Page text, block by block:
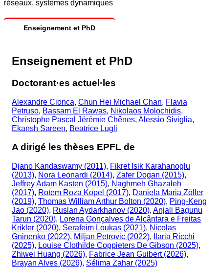
réseaux, systèmes dynamiques
Enseignement et PhD
Enseignement et PhD
Doctorant·es actuel·les
Alexandre Cionca, Chun Hei Michael Chan, Flavia
Petruso, Bassam El Rawas, Nikolaos Molochidis,
Christophe Pascal Jérémie Chênes, Alessio Siviglia,
Ekansh Sareen, Beatrice Lugli
A dirigé les thèses EPFL de
Djano Kandaswamy (2011), Fikret Isik Karahanoglu
(2013), Nora Leonardi (2014), Zafer Dogan (2015),
Jeffrey Adam Kasten (2015), Naghmeh Ghazaleh
(2017), Rotem Roza Kopel (2017), Daniela Maria Zöller
(2019), Thomas William Arthur Bolton (2020), Ping-Keng
Jao (2020), Ruslan Aydarkhanov (2020), Anjali Bagunu
Tarun (2020), Lorena Gonçalves de Alcântara e Freitas
Krikler (2020), Serafeim Loukas (2021), Nicolas
Gninenko (2022), Miljan Petrovic (2022),
Ilaria Ricchi
(2025), Louise Clothilde Coppieters De Gibson (2025),
Zhiwei Huang (2026), Fabrice Jean Guibert (2026),
Brayan Alves (2026), Sélima Zahar (2025)